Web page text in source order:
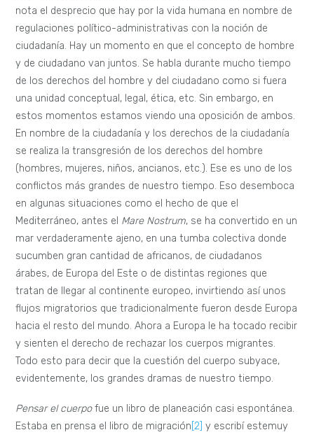
nota el desprecio que hay por la vida humana en nombre de
regulaciones político-administrativas con la noción de
ciudadanía. Hay un momento en que el concepto de hombre
y de ciudadano van juntos. Se habla durante mucho tiempo
de los derechos del hombre y del ciudadano como si fuera
una unidad conceptual, legal, ética, etc. Sin embargo, en
estos momentos estamos viendo una oposición de ambos.
En nombre de la ciudadanía y los derechos de la ciudadanía
se realiza la transgresión de los derechos del hombre
(hombres, mujeres, niños, ancianos, etc.). Ese es uno de los
conflictos más grandes de nuestro tiempo. Eso desemboca
en algunas situaciones como el hecho de que el
Mediterráneo, antes el Mare Nostrum, se ha convertido en un
mar verdaderamente ajeno, en una tumba colectiva donde
sucumben gran cantidad de africanos, de ciudadanos
árabes, de Europa del Este o de distintas regiones que
tratan de llegar al continente europeo, invirtiendo así unos
flujos migratorios que tradicionalmente fueron desde Europa
hacia el resto del mundo. Ahora a Europa le ha tocado recibir
y sienten el derecho de rechazar los cuerpos migrantes.
Todo esto para decir que la cuestión del cuerpo subyace,
evidentemente, los grandes dramas de nuestro tiempo.
Pensar el cuerpofue un libro de planeación casi espontánea.
Estaba en prensa el libro de migración [2] y escribí estemuy